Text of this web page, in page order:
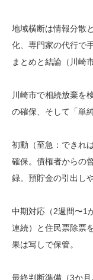
地域横断は情報分散
化、専門家の代行で
まとめと結論（川崎
川崎市で相続放棄を
の確保、そして「単
初動（至急：できれ
確保。債権者からの
録。預貯金の引出し
中期対応（2週間〜1
連続）と住民票除票
果は写しで保管。
最終判断準備（3か